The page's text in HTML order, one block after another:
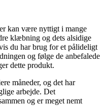
kan være nyttigt i mange
klæbning og dets alsidige
du har brug for et pålideligt
og følge de anbefalede
dette produkt.
måneder, og det har
arbejde. Det
og er meget nemt